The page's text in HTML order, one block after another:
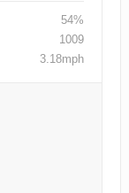
54%
1009
3.18mph